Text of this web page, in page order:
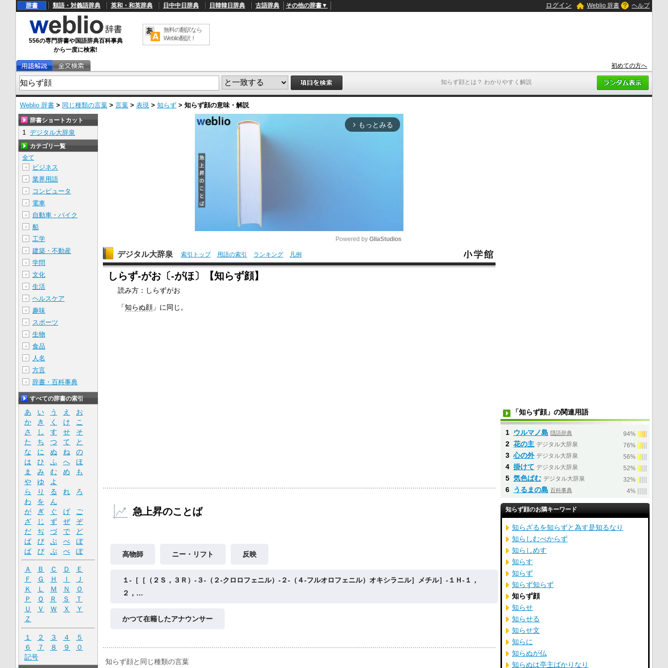
知らず顔とは？ わかりやすく解説
辞書 類語・対義語辞典 英和・和英辞典 日中中日辞典 日韓韓日辞典 古語辞典 その他の辞書▼ ログイン Weblio 辞書 ヘルプ
556の専門辞書や国語辞典百科事典
から一度に検索!
無料の翻訳なら
Weblio翻訳！
初めての方へ
Weblio 辞書 > 同じ種類の言葉 > 言葉 > 表現 > 知らず > 知らず顔の意味・解説
arrow_forward_ios もっとみる
M
Powered by GliaStudios
デジタル大辞泉 索引トップ 用語の索引 ランキング 凡例
しらず‐がお〔‐がほ〕【知らず顔】
読み方：しらずがお
「知らぬ顔 」に同じ。
急上昇のことば
高物師 ニー・リフト 反映
１‐［［（２Ｓ，３Ｒ）‐３‐（２‐クロロフェニル）‐２‐（４‐フルオロフェニル）オキシラニル］メチル］‐１Ｈ‐１，
２，…
かつて在籍したアナウンサー
知らず顔と同じ種類の言葉
辞書ショートカット
1 デジタル大辞泉
カテゴリ一覧
全て
＋
ビジネス
＋ 業界用語
＋ コンピュータ
＋ 電車
＋ 自動車・バイク
＋ 船
＋ 工学
＋ 建築・不動産
＋ 学問
＋ 文化
＋ 生活
＋ ヘルスケア
＋ 趣味
＋ スポーツ
＋ 生物
＋ 食品
＋ 人名
＋ 方言
＋ 辞書・百科事典
すべての辞書の索引
あ い う え
お
か
き く け
こ
さ
し す せ
そ
た
ち つ て
と
な
に ぬ ね
の
は
ひ ふ へ
ほ
ま
み む め
も
や
ゆ
よ
ら
り る れ
ろ
わ
を
ん
が
ぎ ぐ げ
ご
ざ
じ ず ぜ
ぞ
だ
ぢ づ で
ど
ば
び ぶ べ
ぼ
ぱ
ぴ ぷ ぺ ぽ
Ａ Ｂ Ｃ Ｄ
Ｅ
Ｆ
Ｇ Ｈ Ｉ
Ｊ
Ｋ
Ｌ Ｍ Ｎ
Ｏ
Ｐ
Ｑ Ｒ Ｓ
Ｔ
Ｕ
Ｖ Ｗ Ｘ
Ｙ
Ｚ
１ ２ ３ ４
５
６
７ ８ ９
０
記号
「知らず顔」の関連用語
1 ウルマノ島 隠語辞典 94%
2 花の主 デジタル大辞泉 76%
3 心の外 デジタル大辞泉 56%
4 掛けて デジタル大辞泉 52%
5 気色ばむ デジタル大辞泉 32%
6 うるまの島 百科事典 4%
知らず顔のお隣キーワード
知らざるを知らずと為す是知るなり
知らしむべからず
知らしめす
知らす
知らず
知らず知らず
知らず顔
知らせ
知らせる
知らせ文
知らに
知らぬが仏
知らぬは亭主ばかりなり